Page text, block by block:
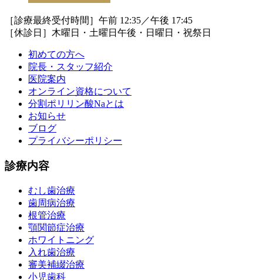
［診療最終受付時間］午前 12:35／午後 17:45
［休診日］木曜日・土曜日午後・日曜日・祝祭日
初めての方へ
院長・スタッフ紹介
医院案内
オンライン資格について
分割ポリリン酸Naとは
お知らせ
ブログ
プライバシーポリシー
診療内容
むし歯治療
歯周病治療
根管治療
顎関節症治療
ホワイトニング
入れ歯治療
審美補綴治療
小児歯科